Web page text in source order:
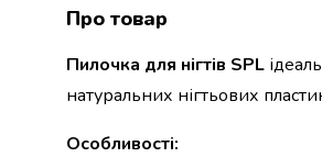
Сидри
Подарункові
алкоголю
Про товар
Пилочка для нігтів SPL
натуральних нігтьових
Особливості: